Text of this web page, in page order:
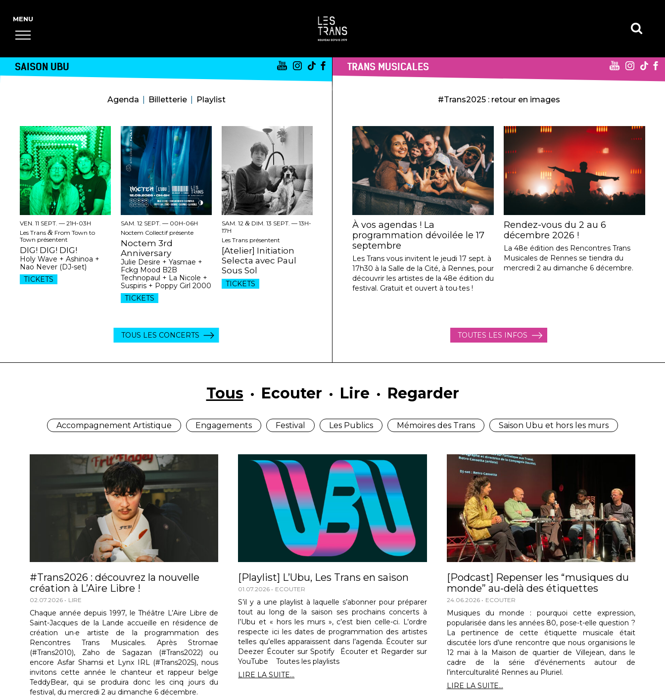
SAISON UBU
Agenda Billetterie Playlist
VEN. 11 SEPT. —21H-03H
Les Trans& From Town to
Town présentent
DIG! DIG! DIG!
Holy Wave + Ashinoa +
Nao Never (DJ-set)
TICKETS
SAM. 12 SEPT. — 00H-06H
Noctem Collectif présente
Noctem 3rd
Anniversary
Julie Desire + Yasmae +
Fckg Mood B2B
Technopaul + La Nicole +
Suspiris + Poppy Girl 2000
TICKETS
SAM. 12 &DIM. 13 SEPT. — 13H-
17H
Les Trans présentent
[Atelier] Initiation
Selecta avec Paul
Sous Sol
TICKETS
TOUS LES CONCERTS
TRANS MUSICALES
#Trans2025 : retour en images
À vos agendas ! La
programmation dévoilée le 17
septembre
Les Trans vous invitent le jeudi 17 sept. à
17h30 à la Salle de la Cité, à Rennes, pour
découvrir les artistes de la 48e édition du
festival. Gratuit et ouvert à tou·tes !
Rendez-vous du 2 au 6
décembre 2026 !
La 48e édition des Rencontres Trans
Musicales de Rennes se tiendra du
mercredi 2 au dimanche 6 décembre.
TOUTES LES INFOS
Tous Ecouter Lire Regarder
Accompagnement Artistique Engagements Festival Les Publics Mémoires des Trans Saison Ubu et hors les murs
#Trans2026 : découvrez la nouvelle
création à L’Aire Libre !
02.07.2026 LIRE
Chaque année depuis 1997, le Théâtre L’Aire Libre de
Saint-Jacques de la Lande accueille en résidence de
création un·e artiste de la programmation des
Rencontres Trans Musicales. Après Stromae
(#Trans2010), Zaho de Sagazan (#Trans2022) ou
encore Asfar Shamsi et Lynx IRL (#Trans2025), nous
invitons cette année le chanteur et rappeur belge
TeddyBear, qui se produira donc les cinq jours du
festival, du mercredi 2 au dimanche 6 décembre.
[Playlist] L’Ubu, Les Trans en saison
01.07.2026 ECOUTER
S’il y a une playlist à laquelle s’abonner pour préparer
tout au long de la saison ses prochains concerts à
l’Ubu et « hors les murs », c’est bien celle-ci. L’ordre
respecte ici les dates de programmation des artistes
telles qu’elles apparaissent dans l’agenda. Écouter sur
Deezer Écouter sur Spotify Écouter et Regarder sur
YouTube Toutes les playlists
LIRE LA SUITE...
[Podcast] Repenser les “musiques du
monde” au-delà des étiquettes
24.06.2026 ECOUTER
Musiques du monde : pourquoi cette expression,
popularisée dans les années 80, pose-t-elle question ?
La pertinence de cette étiquette musicale était
discutée lors d’une rencontre que nous organisions le
12 mai à la Maison de quartier de Villejean, dans le
cadre de la série d’événements autour de
l’interculturalité Rennes au Pluriel.
LIRE LA SUITE...